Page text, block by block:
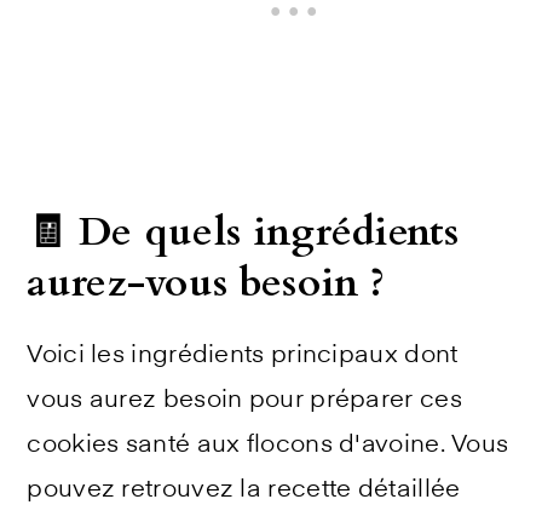
🧾 De quels ingrédients
aurez-vous besoin ?
Voici les ingrédients principaux dont
vous aurez besoin pour préparer ces
cookies santé aux flocons d'avoine. Vous
pouvez retrouvez la recette détaillée